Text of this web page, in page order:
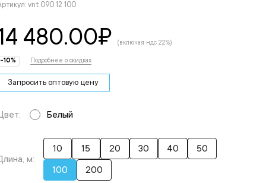
vnt 090 12 100
480.00₽ (включая ндс 22%)
-10% Подробнее о скидках
Запросить оптовую цену
Белый
м:
10 15 20 30 40
50
100
200